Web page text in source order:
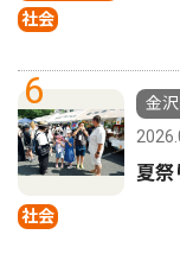
社会
6
社会
金
夏